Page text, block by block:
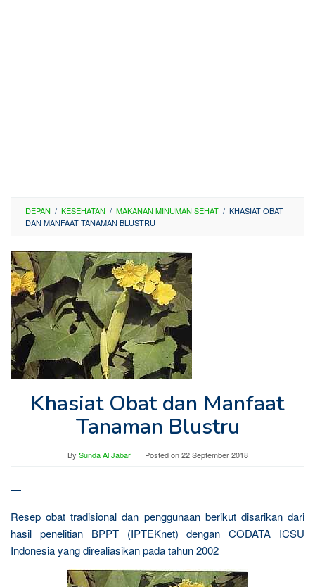
DEPAN / KESEHATAN / MAKANAN MINUMAN SEHAT / KHASIAT OBAT
DAN MANFAAT TANAMAN BLUSTRU
Khasiat Obat dan Manfaat
Tanaman Blustru
By Sunda Al Jabar Posted on22 September 2018
—
Resep obat tradisional dan penggunaan berikut disarikan dari
hasil penelitian BPPT (IPTEKnet) dengan CODATA ICSU
Indonesia yang direaliasikan pada tahun 2002